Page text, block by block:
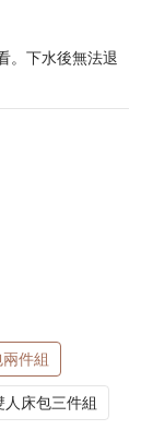
。下水後無法退
件組
人床包三件組